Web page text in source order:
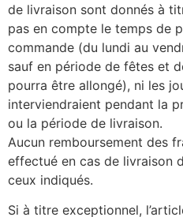
de livraison sont donnés à
pas en compte le temps de
commande (du lundi au
sauf en période de fêtes et
pourra être allongé), ni les
interviendraient pendant la
ou la période de livraison.
Aucun remboursement des
effectué en cas de livraison
ceux indiqués.
Si à titre exceptionnel,